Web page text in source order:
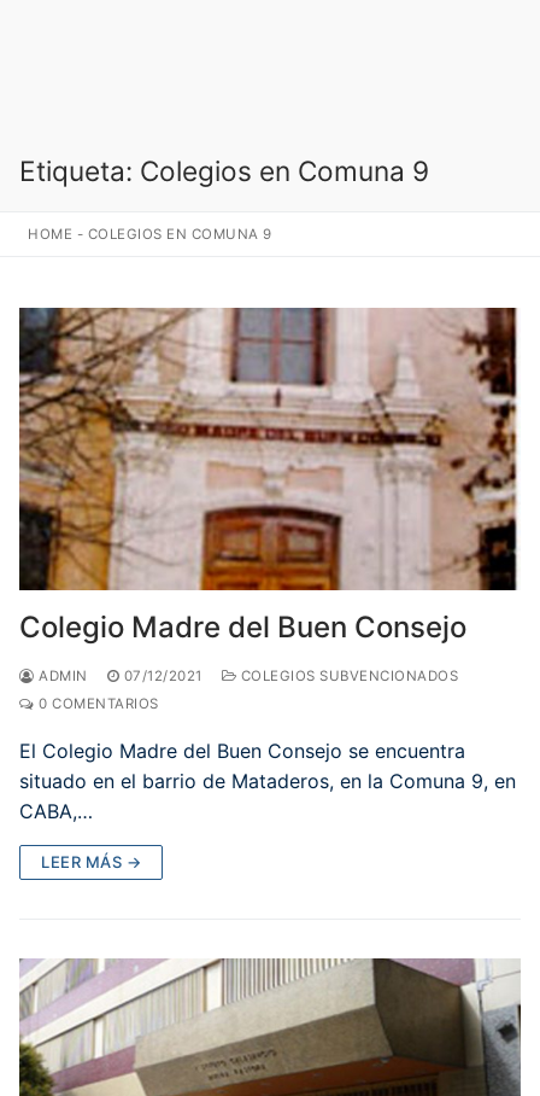
Etiqueta: Colegios en Comuna 9
HOME - COLEGIOS EN COMUNA 9
Colegio Madre del Buen Consejo
ADMIN 07/12/2021
COLEGIOS SUBVENCIONADOS
0 COMENTARIOS
El Colegio Madre del Buen Consejo se encuentra
situado en el barrio de Mataderos, en la Comuna 9, en
CABA,…
LEER MÁS →